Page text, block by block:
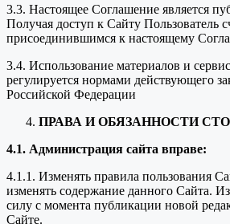
3.3. Настоящее Соглашение является
Получая доступ к Сайту Пользователь
присоединившимся к настоящему
3.4. Использование материалов и
регулируется нормами действующего
Российской Федерации
ПРАВА И ОБЯЗАННОСТИ
4.1. Администрация сайта вправе:
4.1.1. Изменять правила пользования
изменять содержание данного Сайта.
силу с момента публикации новой
Сайте.